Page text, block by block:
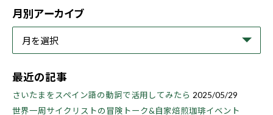
月別アーカイブ
最近の記事
さいたまをスペイン語の動詞で活用してみたら 2025/05/29
世界一周サイクリストの冒険トーク&自家焙煎珈琲イベント